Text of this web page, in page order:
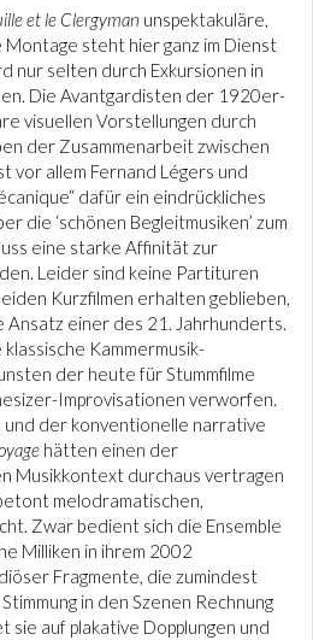
et le Clergyman unspektakuläre,
steht hier ganz im Dienst
nur selten durch Exkursionen in
Die Avantgardisten der 1920er-
visuellen Vorstellungen durch
der Zusammenarbeit zwischen
vor allem Fernand Légers und
dafür ein eindrückliches
die ‘schönen Begleitmusiken’ zum
eine starke Affinität zur
Leider sind keine Partituren
Kurzfilmen erhalten geblieben,
Ansatz einer des 21. Jahrhunderts.
Kammermusik-
der heute für Stummfilme
Improvisationen verworfen.
und der konventionelle narrative
hätten einen der
Musikkontext durchaus vertragen
melodramatischen,
Zwar bedient sich die Ensemble
Milliken in ihrem 2002
Fragmente, die zumindest
in den Szenen Rechnung
auf plakative Dopplungen und